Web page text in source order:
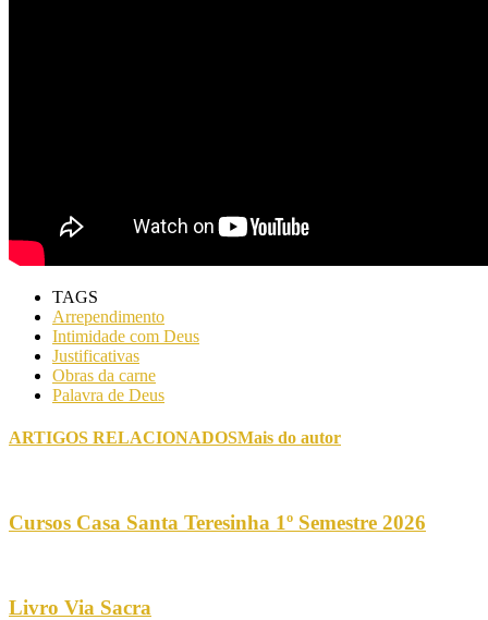
TAGS
Arrependimento
Intimidade com Deus
Justificativas
Obras da carne
Palavra de Deus
ARTIGOS RELACIONADOSMais do autor
Cursos Casa Santa Teresinha 1º Semestre 2026
Livro Via Sacra